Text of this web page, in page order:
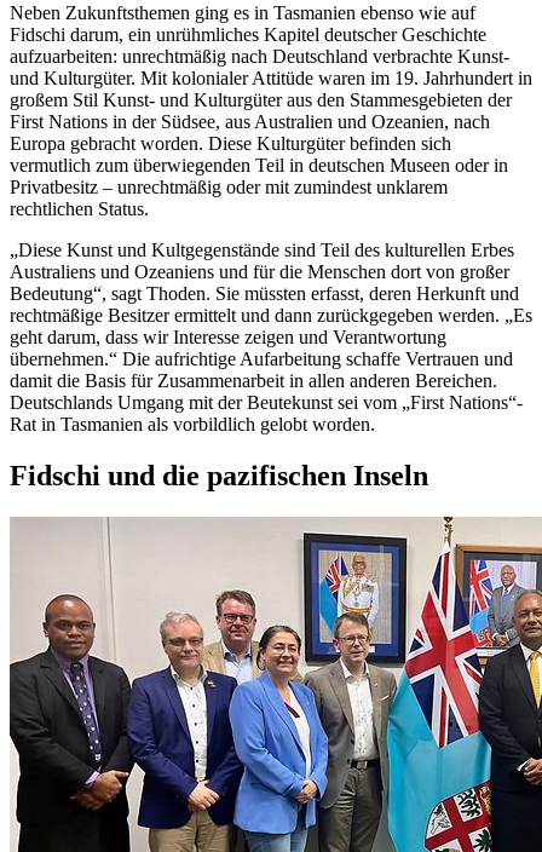
Neben Zukunftsthemen ging es in Tasmanien ebenso wie auf
Fidschi darum, ein unrühmliches Kapitel deutscher Geschichte
aufzuarbeiten: unrechtmäßig nach Deutschland verbrachte Kunst-
und Kulturgüter. Mit kolonialer Attitüde waren im 19. Jahrhundert in
großem Stil Kunst- und Kulturgüter aus den Stammesgebieten der
First Nations in der Südsee, aus Australien und Ozeanien, nach
Europa gebracht worden. Diese Kulturgüter befinden sich
vermutlich zum überwiegenden Teil in deutschen Museen oder in
Privatbesitz – unrechtmäßig oder mit zumindest unklarem
rechtlichen Status.
„Diese Kunst und Kultgegenstände sind Teil des kulturellen Erbes
Australiens und Ozeaniens und für die Menschen dort von großer
Bedeutung“, sagt Thoden. Sie müssten erfasst, deren Herkunft und
rechtmäßige Besitzer ermittelt und dann zurückgegeben werden. „Es
geht darum, dass wir Interesse zeigen und Verantwortung
übernehmen.“ Die aufrichtige Aufarbeitung schaffe Vertrauen und
damit die Basis für Zusammenarbeit in allen anderen Bereichen.
Deutschlands Umgang mit der Beutekunst sei vom „First Nations“-
Rat in Tasmanien als vorbildlich gelobt worden.
Fidschi und die pazifischen Inseln